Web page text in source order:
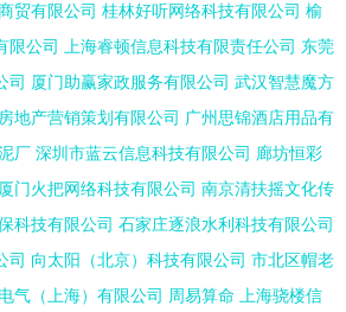
贸有限公司 桂林好听网络科技有限公司 榆
限公司
上海睿顿信息科技有限责任公司 东莞
司 厦门助赢家政服务有限公司 武汉智慧魔方
地产营销策划有限公司 广州思锦酒店用品有
厂 深圳市蓝云信息科技有限公司 廊坊恒彩
厦门火把网络科技有限公司 南京清扶摇文化传
科技有限公司 石家庄逐浪水利科技有限公司
司 向太阳（北京）科技有限公司 市北区帽老
气（上海）有限公司 周易算命
上海骁楼信